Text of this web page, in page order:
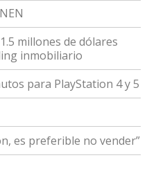
millones de dólares
inmobiliario
para PlayStation 4 y 5
es preferible no vender”